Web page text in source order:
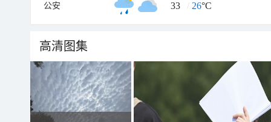
公安 33 / 26°C
高清图集